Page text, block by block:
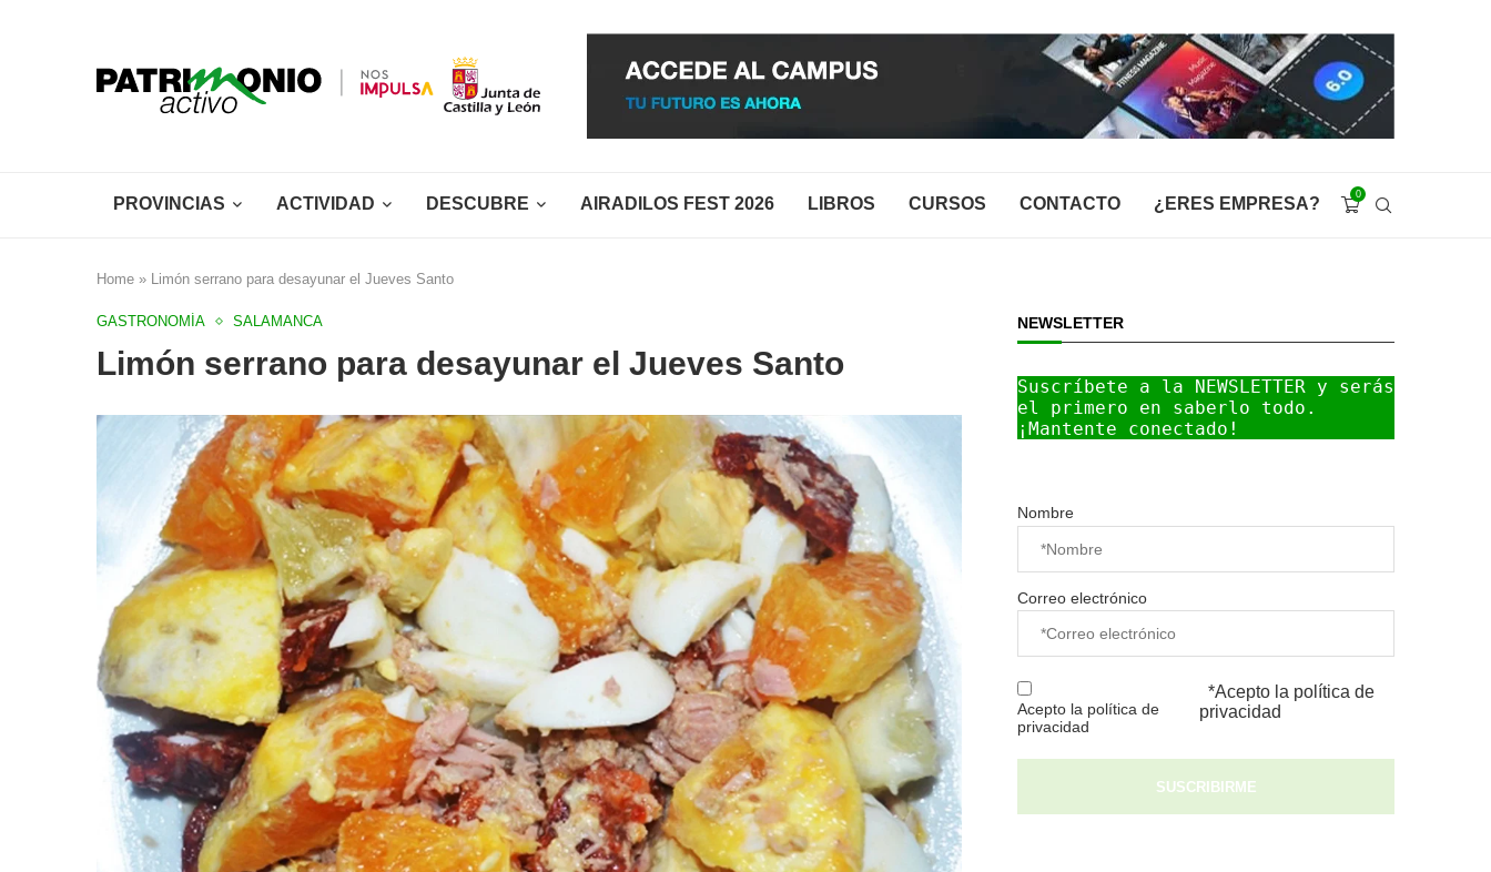
PROVINCIAS ACTIVIDAD DESCUBRE AIRADILOS FEST 2026 LIBROS CURSOS CONTACTO ¿ERES EMPRESA? 0
Home » Limón serrano para desayunar el Jueves Santo
GASTRONOMÍA SALAMANCA
Limón serrano para desayunar el Jueves Santo
NEWSLETTER
Suscríbete a la NEWSLETTER y serás
el primero en saberlo todo.
¡Mantente conectado!
Nombre
Correo electrónico
Acepto la política de
privacidad
*Acepto la política de
privacidad